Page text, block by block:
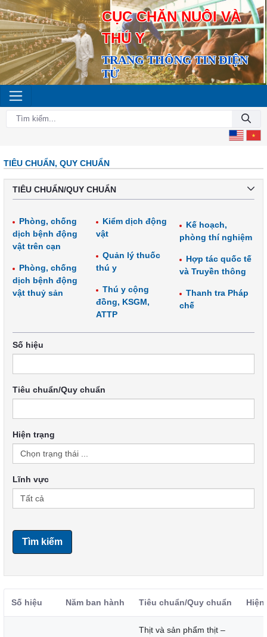
CỤC CHĂN NUÔI VÀ
THÚ Y
TRANG THÔNG TIN ĐIỆN
TỬ
TIÊU CHUẨN, QUY CHUẨN
TIÊU CHUẨN/QUY CHUẨN
Phòng, chống
dịch bệnh động
vật trên cạn
Phòng, chống
dịch bệnh động
vật thuỷ sản
Kiểm dịch động
vật
Quản lý thuốc
thú y
Thú y cộng
đồng, KSGM,
ATTP
Kế hoạch,
phòng thí nghiệm
Hợp tác quốc tế
và Truyền thông
Thanh tra Pháp
chế
Số hiệu
Tiêu chuẩn/Quy chuẩn
Hiện trạng
Lĩnh vực
Tìm kiếm
Số hiệu Năm ban hành Tiêu chuẩn/Quy chuẩn
Thịt và sản phẩm thịt –